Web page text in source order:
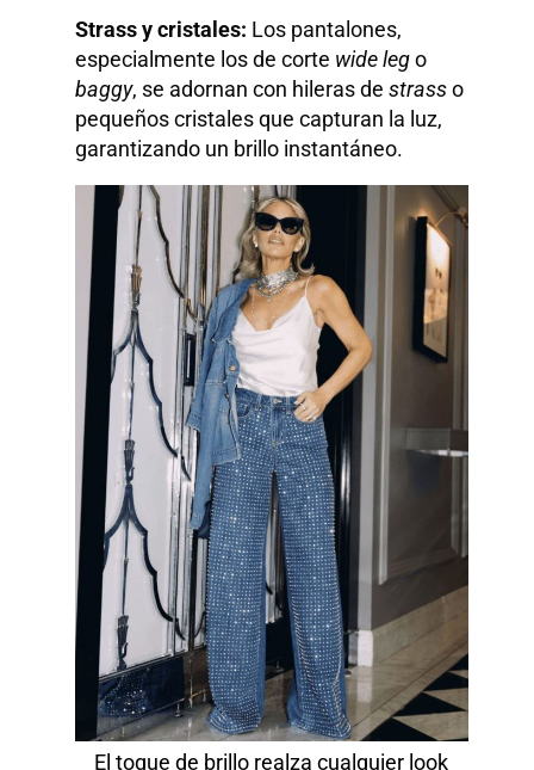
Strass y cristales: Los pantalones,
especialmente los de corte wide lego
baggy, se adornan con hileras destrasso
pequeños cristales que capturan la luz,
garantizando un brillo instantáneo.
El toque de brillo realza cualquier look